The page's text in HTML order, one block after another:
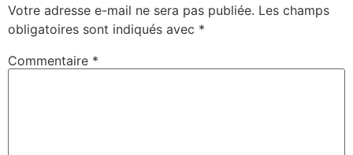
Votre adresse e-mail ne sera pas publiée. Les champs
obligatoires sont indiqués avec *
Commentaire *